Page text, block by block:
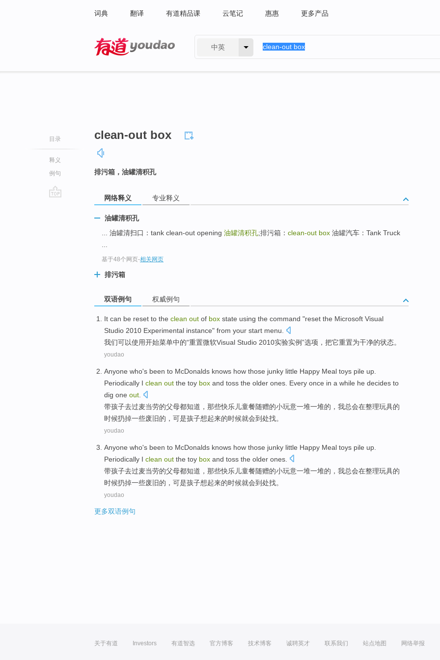
词典 翻译 有道精品课 云笔记 惠惠 更多产品
中英
目录
释义
例句
clean-out box
排污箱，油罐清积孔
网络释义 专业释义
油罐清积孔
... 油罐清扫口：tank clean-out opening 油罐清积孔;排污箱： clean-out box 油罐汽车：Tank Truck
基于48个网页-相关网页
排污箱
双语例句 权威例句
It can be reset to the clean out of box state using the command "reset the Microsoft Visual
Studio 2010 Experimental instance" from your start menu
我们可以使用开始菜单中的“重置微软Visual Studio 2010实验实例”选项，把它重置为干净的状态。
youdao
Anyone who's been to McDonalds knows how those junky little Happy Meal toys pile up
Periodically I clean out the toy box and toss the older ones. Every once in a while he decides to
dig one out
带孩子去过麦当劳的父母都知道 ， 那些快乐儿童餐随赠的小玩意一堆一堆的， 我总会在整理玩具的
时候扔掉一些废旧的，可是孩子想起来的时候就会到处找。
youdao
Anyone who's been to McDonalds knows how those junky little Happy Meal toys pile up
Periodically I clean out the toy box and toss the older ones
带孩子去过麦当劳的父母都知道 ， 那些快乐儿童餐随赠的小玩意一堆一堆的， 我总会在整理玩具的
时候扔掉一些废旧的，可是孩子想起来的时候就会到处找。
youdao
更多双语例句
关于有道 Investors 有道智选 官方博客 技术博客 诚聘英才 联系我们 站点地图 网络举报